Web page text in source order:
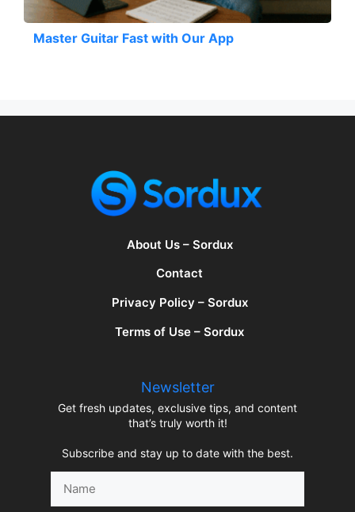
Master Guitar Fast with Our App
About Us – Sordux
Contact
Privacy Policy – Sordux
Terms of Use – Sordux
Newsletter
Get fresh updates, exclusive tips, and content
that’s truly worth it!
Subscribe and stay up to date with the best.